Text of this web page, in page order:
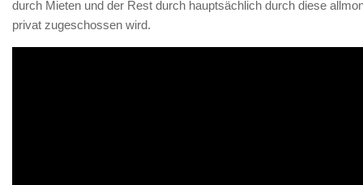
durch Mieten und der Rest durch hauptsächlich durch diese
privat zugeschossen wird.